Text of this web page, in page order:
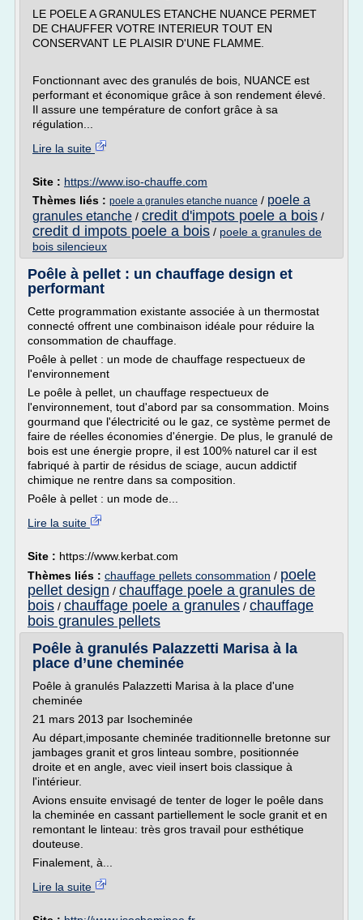
LE POELE A GRANULES ETANCHE NUANCE PERMET
DE CHAUFFER VOTRE INTERIEUR TOUT EN
CONSERVANT LE PLAISIR D'UNE FLAMME.
Fonctionnant avec des granulés de bois, NUANCE est
performant et économique grâce à son rendement élevé.
Il assure une température de confort grâce à sa
régulation...
Lire la suite
Site : https://www.iso-chauffe.com
Thèmes liés : poele a granules etanche nuance / poele a
granules etanche / credit d'impots poele a bois /
credit d impots poele a bois / poele a granules de
bois silencieux
Poêle à pellet : un chauffage design et
performant
Cette programmation existante associée à un thermostat
connecté offrent une combinaison idéale pour réduire la
consommation de chauffage.
Poêle à pellet : un mode de chauffage respectueux de
l'environnement
Le poêle à pellet, un chauffage respectueux de
l'environnement, tout d'abord par sa consommation. Moins
gourmand que l'électricité ou le gaz, ce système permet de
faire de réelles économies d'énergie. De plus, le granulé de
bois est une énergie propre, il est 100% naturel car il est
fabriqué à partir de résidus de sciage, aucun addictif
chimique ne rentre dans sa composition.
Poêle à pellet : un mode de...
Lire la suite
Site : https://www.kerbat.com
Thèmes liés : chauffage pellets consommation / poele
pellet design / chauffage poele a granules de
bois / chauffage poele a granules / chauffage
bois granules pellets
Poêle à granulés Palazzetti Marisa à la
place d’une cheminée
Poêle à granulés Palazzetti Marisa à la place d'une
cheminée
21 mars 2013 par Isocheminée
Au départ,imposante cheminée traditionnelle bretonne sur
jambages granit et gros linteau sombre, positionnée
droite et en angle, avec vieil insert bois classique à
l'intérieur.
Avions ensuite envisagé de tenter de loger le poêle dans
la cheminée en cassant partiellement le socle granit et en
remontant le linteau: très gros travail pour esthétique
douteuse.
Finalement, à...
Lire la suite